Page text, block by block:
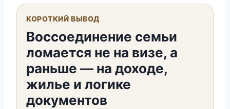
КОРОТКИЙ ВЫВОД
Воссоединение семьи
ломается не на визе, а
раньше — на доходе,
жилье и логике
документов